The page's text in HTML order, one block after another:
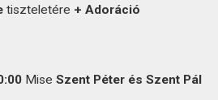
tiszteletére + Adoráció
Mise Szent Péter és Szent Pál